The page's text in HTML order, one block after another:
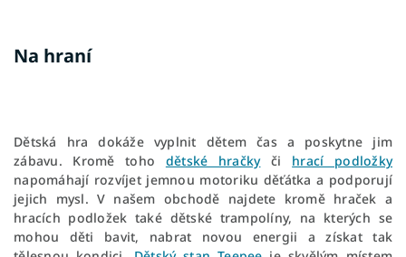
Na hraní
Dětská hra dokáže vyplnit dětem čas a poskytne jim
zábavu. Kromě toho dětské hračkyči hrací podložky
napomáhají rozvíjet jemnou motoriku děťátka a podporují
jejich mysl. V našem obchodě najdete kromě hraček a
hracích podložek také dětské trampolíny, na kterých se
mohou děti bavit, nabrat novou energii a získat tak